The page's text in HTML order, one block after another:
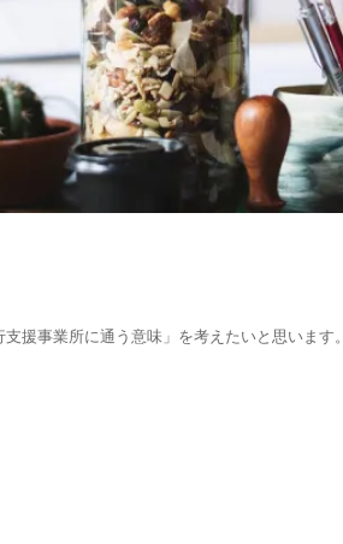
援事業所に通う意味」を考えたいと思います。